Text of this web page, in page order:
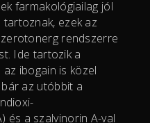
farmakológiailag jól
ezek az
rendszerre
Ide tartozik a
ibogain is közel
az utóbbit a
és a szalvinorin A-val